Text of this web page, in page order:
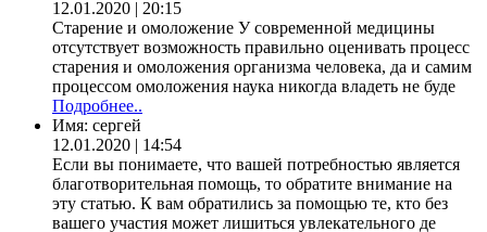
12.01.2020 | 20:15
Старение и омоложение У современной медицины
отсутствует возможность правильно оценивать процесс
старения и омоложения организма человека, да и самим
процессом омоложения наука никогда владеть не буде
Подробнее..
Имя: сергей
12.01.2020 | 14:54
Если вы понимаете, что вашей потребностью является
благотворительная помощь, то обратите внимание на
эту статью. К вам обратились за помощью те, кто без
вашего участия может лишиться увлекательного де